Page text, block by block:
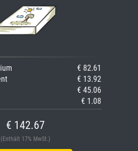
€ 82.61
€ 13.92
€ 45.06
€ 1.08
€ 142.67
(Enthält 17% MwSt.)